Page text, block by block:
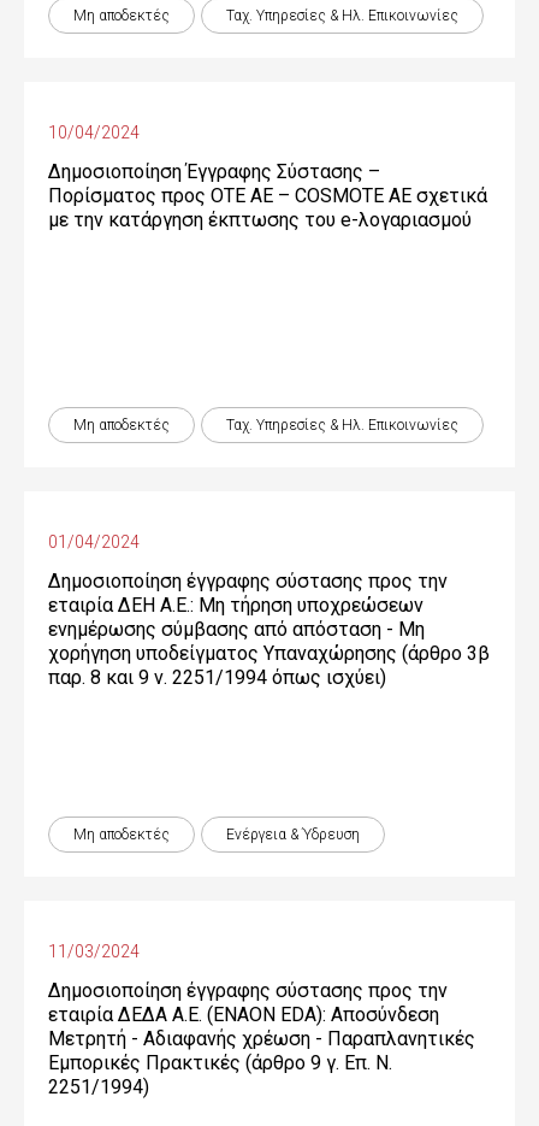
Μη αποδεκτές Ταχ. Υπηρεσίες & Ηλ. Επικοινωνίες
10/04/2024
Δημοσιοποίηση Έγγραφης Σύστασης –
Πορίσματος προς OTE ΑΕ – COSMOTE ΑΕ σχετικά
με την κατάργηση έκπτωσης του e-λογαριασμού
Μη αποδεκτές Ταχ. Υπηρεσίες & Ηλ. Επικοινωνίες
01/04/2024
Δημοσιοποίηση έγγραφης σύστασης προς την
εταιρία ΔΕΗ Α.Ε.: Μη τήρηση υποχρεώσεων
ενημέρωσης σύμβασης από απόσταση - Μη
χορήγηση υποδείγματος Υπαναχώρησης (άρθρο 3β
παρ. 8 και 9 ν. 2251/1994 όπως ισχύει)
Μη αποδεκτές Ενέργεια & Ύδρευση
11/03/2024
Δημοσιοποίηση έγγραφης σύστασης προς την
εταιρία ΔΕΔΑ Α.Ε. (ENAON EDA): Αποσύνδεση
Μετρητή - Αδιαφανής χρέωση - Παραπλανητικές
Εμπορικές Πρακτικές (άρθρο 9 γ. Επ. Ν.
2251/1994)